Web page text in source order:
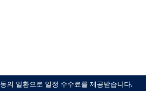
의 일환으로 일정 수수료를 제공받습니다.